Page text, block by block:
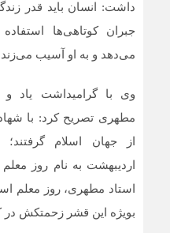
داشت: انسان باید قدر
جبران کوتاهی‌ها
می‌دهد و به او آسیب
وی با گرامیداشت یاد
مطهری تصریح کرد: با
از جهان اسلام
اردیبهشت به نام روز
استاد مطهری، روز معلم
بویژه این قشر زحمتکش